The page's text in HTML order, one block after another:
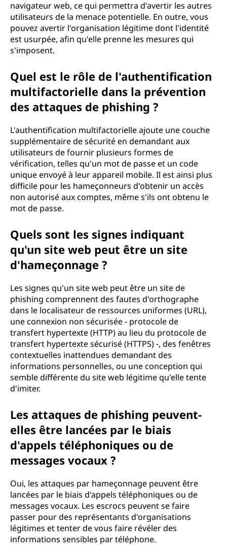
navigateur web, ce qui permettra d'avertir les autres
utilisateurs de la menace potentielle. En outre, vous
pouvez avertir l'organisation légitime dont l'identité
est usurpée, afin qu'elle prenne les mesures qui
s'imposent.
Quel est le rôle de l'authentification
multifactorielle dans la prévention
des attaques de phishing ?
L'authentification multifactorielle ajoute une couche
supplémentaire de sécurité en demandant aux
utilisateurs de fournir plusieurs formes de
vérification, telles qu'un mot de passe et un code
unique envoyé à leur appareil mobile. Il est ainsi plus
difficile pour les hameçonneurs d'obtenir un accès
non autorisé aux comptes, même s'ils ont obtenu le
mot de passe.
Quels sont les signes indiquant
qu'un site web peut être un site
d'hameçonnage ?
Les signes qu'un site web peut être un site de
phishing comprennent des fautes d'orthographe
dans le localisateur de ressources uniformes (URL),
une connexion non sécurisée - protocole de
transfert hypertexte (HTTP) au lieu du protocole de
transfert hypertexte sécurisé (HTTPS) -, des fenêtres
contextuelles inattendues demandant des
informations personnelles, ou une conception qui
semble différente du site web légitime qu'elle tente
d'imiter.
Les attaques de phishing peuvent-
elles être lancées par le biais
d'appels téléphoniques ou de
messages vocaux ?
Oui, les attaques par hameçonnage peuvent être
lancées par le biais d'appels téléphoniques ou de
messages vocaux. Les escrocs peuvent se faire
passer pour des représentants d'organisations
légitimes et tenter de vous faire révéler des
informations sensibles par téléphone.